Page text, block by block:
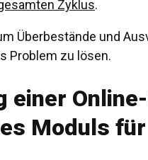
Zyklus.
Überbestände und
Problem zu lösen.
einer
Moduls